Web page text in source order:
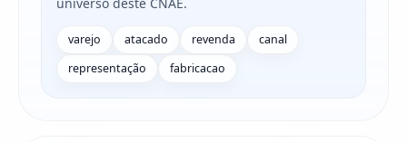
varejo atacado revenda
canal
representação
fabricacao